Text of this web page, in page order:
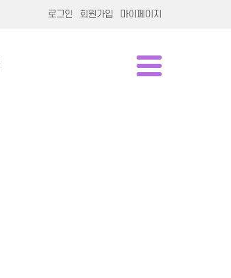
로그인 회원가입 마이페이지